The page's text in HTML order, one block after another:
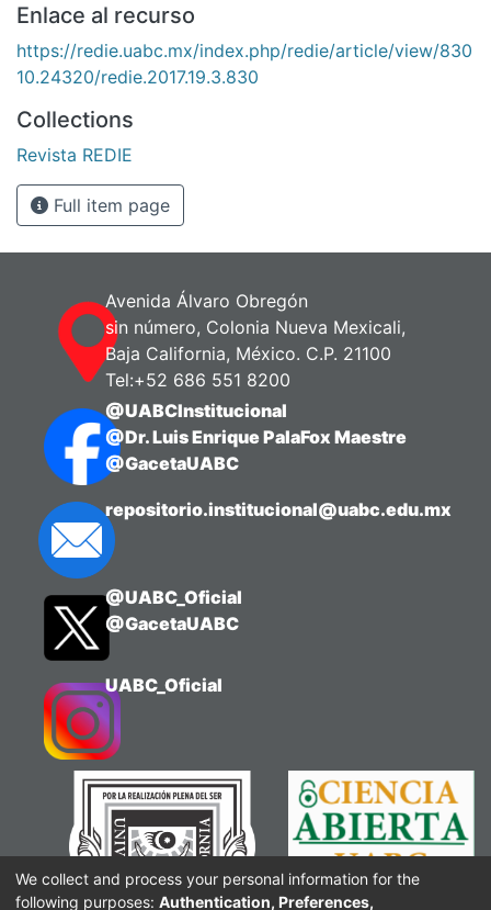
Enlace al recurso
https://redie.uabc.mx/index.php/redie/article/view/830
10.24320/redie.2017.19.3.830
Collections
Revista REDIE
Full item page
Avenida Álvaro Obregón
sin número, Colonia Nueva Mexicali,
Baja California, México. C.P. 21100
Tel:+52 686 551 8200
@UABCInstitucional
@Dr. Luis Enrique PalaFox Maestre
@GacetaUABC
repositorio.institucional@uabc.edu.mx
@UABC_Oficial
@GacetaUABC
UABC_Oficial
We collect and process your personal information for the
following purposes: Authentication, Preferences,